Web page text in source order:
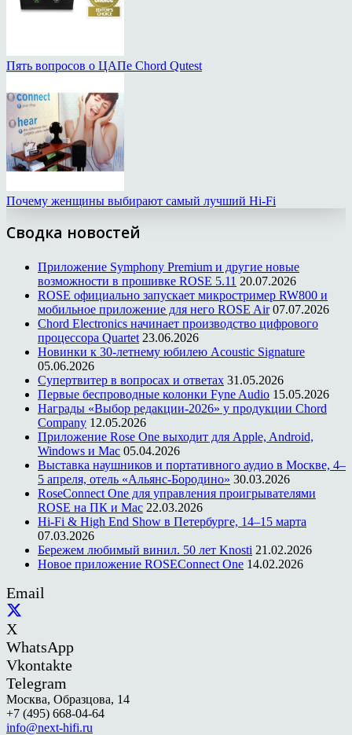
Пять вопросов о ЦАПе Chord Qutest
Почему женщины выбирают самый лучший Hi-Fi
Сводка новостей
Приложение Symphony Premium и другие новые
возможности в прошивке ROSE 5.11 20.07.2026
ROSE официально запускает микростример RW800 и
мобильное приложение для него ROSE Air 07.07.2026
Chord Electronics начинает производство цифрового
процессора Quartet 23.06.2026
Новинки к 30-летнему юбилею Acoustic Signature
05.06.2026
Супертвитер в вопросах и ответах 31.05.2026
Первые беспроводные колонки Fyne Audio 15.05.2026
Награды «Выбор редакции-2026» у продукции Chord
Company 12.05.2026
Приложение Rose One выходит для Apple, Android,
Windows и Mac 05.04.2026
Выставка наушников и портативного аудио в Москве, 4–
5 апреля, отель «Альянс-Бородино» 30.03.2026
RoseConnect One для управления проигрывателями
ROSE на ПК и Mac 22.03.2026
Hi-Fi & High End Show в Петербурге, 14–15 марта
07.03.2026
Бережем любимый винил. 50 лет Knosti 21.02.2026
Новое приложение ROSEConnect One 14.02.2026
Email
X
WhatsApp
Vkontakte
Telegram
Москва, Образцова, 14
+7 (495) 668-04-64
info@next-hifi.ru